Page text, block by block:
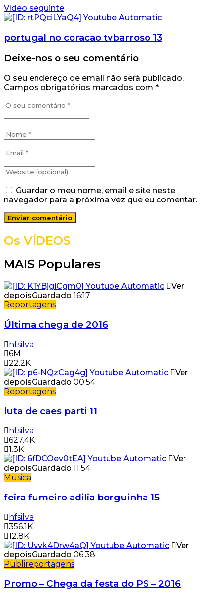
Vídeo seguinte
portugal no coracao tvbarroso 13
Deixe-nos o seu comentário
O seu endereço de email não será publicado.
Campos obrigatórios marcados com *
Guardar o meu nome, email e site neste
navegador para a próxima vez que eu comentar.
Os VÍDEOS
MAIS Populares
Ver
depoisGuardado 16:17
Reportagens
Última chega de 2016
hfsilva
6M
22.2K
Ver
depoisGuardado 00:54
Reportagens
luta de caes parti 11
hfsilva
627.4K
1.3K
Ver
depoisGuardado 11:54
Musica
feira fumeiro adilia borguinha 15
hfsilva
356.1K
12.8K
Ver
depoisGuardado 06:38
Publireportagens
Promo – Chega da festa do PS – 2016